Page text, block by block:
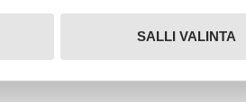
SALLI VALINTA